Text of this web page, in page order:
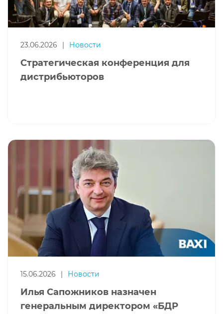
23.06.2026 | Новости
Стратегическая конференция для
дистрибьюторов
15.06.2026 | Новости
Илья Сапожников назначен
генеральным директором «БДР